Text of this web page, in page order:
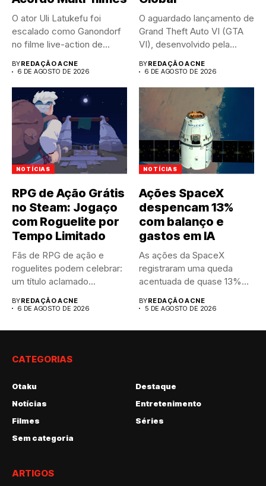
O ator Uli Latukefu foi
escalado como Ganondorf
no filme live-action de...
BYREDAÇÃO ACNE
6 DE AGOSTO DE 2026
O aguardado lançamento de
Grand Theft Auto VI (GTA
VI), desenvolvido pela...
BYREDAÇÃO ACNE
6 DE AGOSTO DE 2026
NOTÍCIAS
RPG de Ação Grátis
no Steam: Jogaço
com Roguelite por
Tempo Limitado
Fãs de RPG de ação e
roguelites podem celebrar:
um título aclamado...
BYREDAÇÃO ACNE
6 DE AGOSTO DE 2026
NOTÍCIAS
Ações SpaceX
despencam 13%
com balanço e
gastos em IA
As ações da SpaceX
registraram uma queda
acentuada de quase 13%
BYREDAÇÃO ACNE
5 DE AGOSTO DE 2026
CATEGORIAS
Otaku
Destaque
Notícias
Entretenimento
Filmes
Séries
Sem categoria
ARTIGOS